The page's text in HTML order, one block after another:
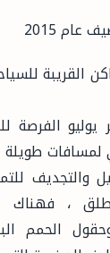
القريبة
الفرصة
طويلة ،
والتجديف
، فهناك
الحمم